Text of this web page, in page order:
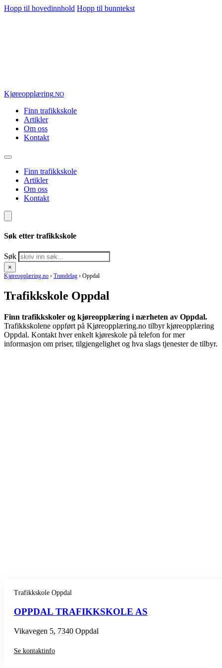
Hopp til hovedinnhold Hopp til bunntekst
Kjøreopplæring.NO
Finn trafikkskole
Artikler
Om oss
Kontakt
Finn trafikkskole
Artikler
Om oss
Kontakt
Søk etter trafikkskole
Søk
×
Kjøreopplæring.no › Trøndelag › Oppdal
Trafikkskole Oppdal
Finn trafikkskoler og kjøreopplæring i nærheten av Oppdal.
Trafikkskolene oppført på Kjøreopplæring.no tilbyr kjøreopplæring
Oppdal. Kontakt hver enkelt kjøreskole på telefon for mer
informasjon om priser, tilgjengelighet og hva slags tjenester de tilbyr.
Trafikkskole Oppdal
OPPDAL TRAFIKKSKOLE AS
Vikavegen 5, 7340 Oppdal
Se kontaktinfo